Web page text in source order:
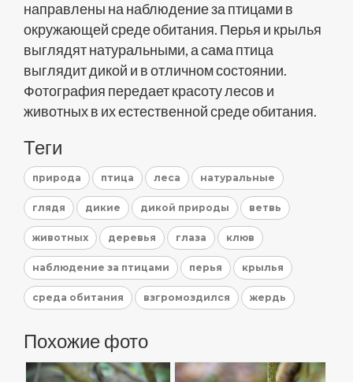
направлены на наблюдение за птицами в
окружающей среде обитания. Перья и крылья
выглядят натуральными, а сама птица
выглядит дикой и в отличном состоянии.
Фотография передает красоту лесов и
животных в их естественной среде обитания.
Теги
природа птица леса натуральные
глядя дикие дикой природы ветвь
животных деревья глаза клюв
наблюдение за птицами перья крылья
среда обитания взгромоздился жердь
Похожие фото